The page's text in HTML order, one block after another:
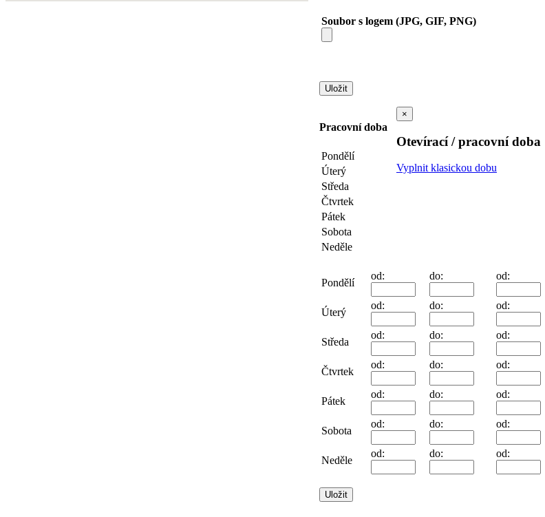
Soubor s logem (JPG, GIF, PNG)
Pracovní doba
Pondělí
Úterý
Středa
Čtvrtek
Pátek
Sobota
Neděle
×
Otevírací / pracovní doba
Vyplnit klasickou dobu
Pondělí
od: do: od:
Úterý
od: do: od:
Středa
od: do: od:
Čtvrtek
od: do: od:
Pátek
od: do: od:
Sobota
od: do: od:
Neděle
od: do: od: